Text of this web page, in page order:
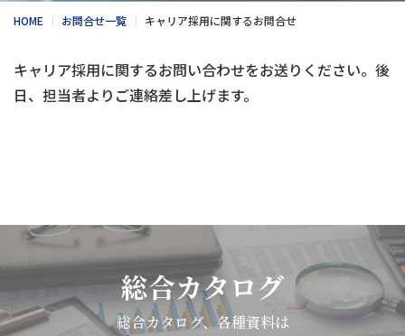
HOME お問合せ一覧 キャリア採用に関するお問合せ
キャリア採用に関するお問い合わせをお送りください。後
日、担当者よりご連絡差し上げます。
総合カタログ
総合カタログ、各種資料は